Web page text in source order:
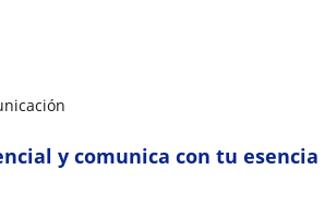
y comunica con tu esencia